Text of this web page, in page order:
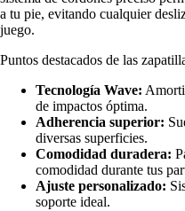
a tu pie, evitando cualquier
juego.
Puntos destacados de las
Tecnología Wave:
de impactos óptima.
Adherencia superior:
diversas superficies.
Comodidad duradera:
comodidad durante tus
Ajuste personalizado:
soporte ideal.